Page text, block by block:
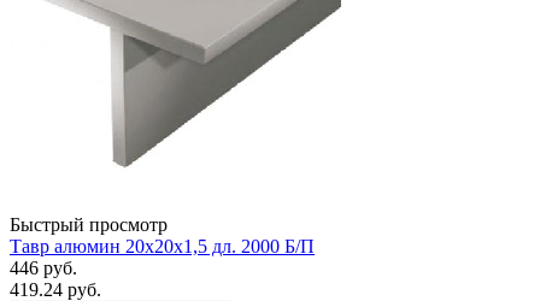
Быстрый просмотр
Тавр алюмин 20х20х1,5 дл. 2000 Б/П
446 руб.
419.24 руб.